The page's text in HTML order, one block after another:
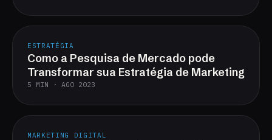
ESTRATÉGIA
Como a Pesquisa de Mercado pode
Transformar sua Estratégia de Marketing
5 MIN · AGO 2023
MARKETING DIGITAL